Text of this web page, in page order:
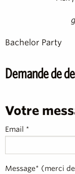
Bachelor Party
Demande de
Votre
Email *
Message* (merci